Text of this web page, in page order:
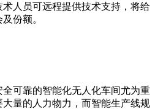
人员可远程提供技术支持，将给
份额。
可靠的智能化无人化车间尤为重
量的人力物力，而智能生产线规